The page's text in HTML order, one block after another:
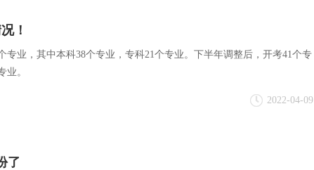
！
专业，其中本科38个专业，专科21个专业。下半年调整后，开考41个专
业。
2022-04-09
了